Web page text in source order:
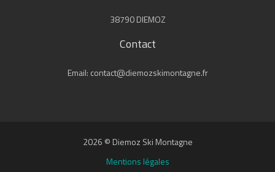
38790 DIEMOZ
Contact
Email: contact@diemozskimontagne.fr
2026 © Diemoz Ski Montagne
Mentions légales